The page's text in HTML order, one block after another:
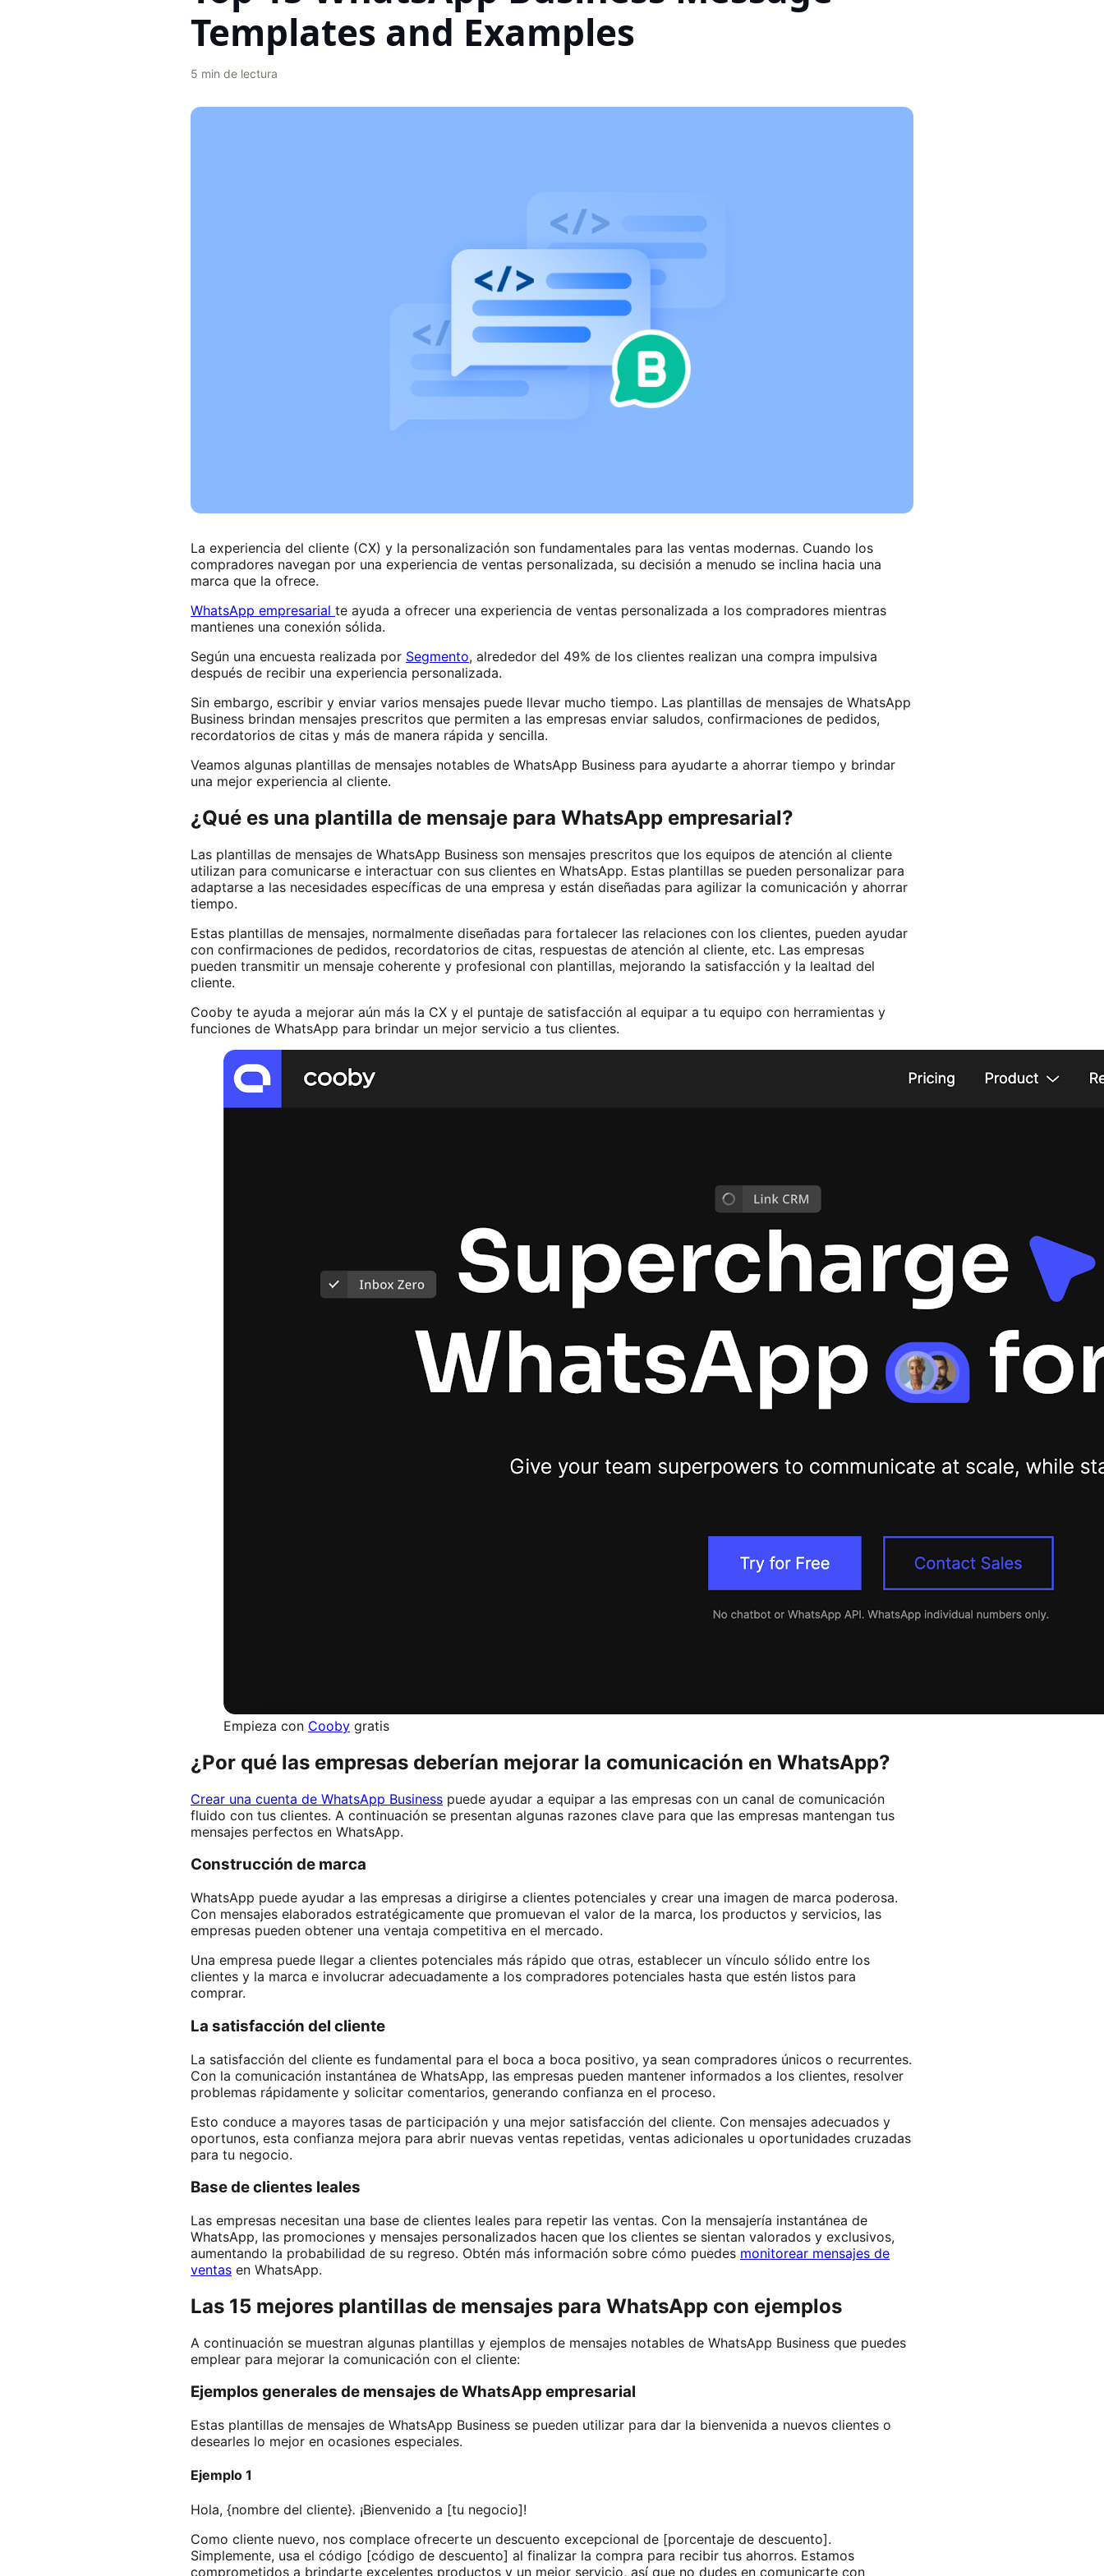
Templates and Examples
5 min de lectura
La experiencia del cliente (CX) y la personalización son fundamentales para las ventas modernas. Cuando los
compradores navegan por una experiencia de ventas personalizada, su decisión a menudo se inclina hacia una
marca que la ofrece.
WhatsApp empresarial te ayuda a ofrecer una experiencia de ventas personalizada a los compradores mientras
mantienes una conexión sólida.
Según una encuesta realizada por Segmento, alrededor del 49% de los clientes realizan una compra impulsiva
después de recibir una experiencia personalizada.
Sin embargo, escribir y enviar varios mensajes puede llevar mucho tiempo. Las plantillas de mensajes de WhatsApp
Business brindan mensajes prescritos que permiten a las empresas enviar saludos, confirmaciones de pedidos,
recordatorios de citas y más de manera rápida y sencilla.
Veamos algunas plantillas de mensajes notables de WhatsApp Business para ayudarte a ahorrar tiempo y brindar
una mejor experiencia al cliente.
¿Qué es una plantilla de mensaje para WhatsApp empresarial?
Las plantillas de mensajes de WhatsApp Business son mensajes prescritos que los equipos de atención al cliente
utilizan para comunicarse e interactuar con sus clientes en WhatsApp. Estas plantillas se pueden personalizar para
adaptarse a las necesidades específicas de una empresa y están diseñadas para agilizar la comunicación y ahorrar
tiempo.
Estas plantillas de mensajes, normalmente diseñadas para fortalecer las relaciones con los clientes, pueden ayudar
con confirmaciones de pedidos, recordatorios de citas, respuestas de atención al cliente, etc. Las empresas
pueden transmitir un mensaje coherente y profesional con plantillas, mejorando la satisfacción y la lealtad del
cliente.
Cooby te ayuda a mejorar aún más la CX y el puntaje de satisfacción al equipar a tu equipo con herramientas y
funciones de WhatsApp para brindar un mejor servicio a tus clientes.
Empieza con Cooby gratis
¿Por qué las empresas deberían mejorar la comunicación en WhatsApp?
Crear una cuenta de WhatsApp Business puede ayudar a equipar a las empresas con un canal de comunicación
fluido con tus clientes. A continuación se presentan algunas razones clave para que las empresas mantengan tus
mensajes perfectos en WhatsApp.
Construcción de marca
WhatsApp puede ayudar a las empresas a dirigirse a clientes potenciales y crear una imagen de marca poderosa.
Con mensajes elaborados estratégicamente que promuevan el valor de la marca, los productos y servicios, las
empresas pueden obtener una ventaja competitiva en el mercado.
Una empresa puede llegar a clientes potenciales más rápido que otras, establecer un vínculo sólido entre los
clientes y la marca e involucrar adecuadamente a los compradores potenciales hasta que estén listos para
comprar.
La satisfacción del cliente
La satisfacción del cliente es fundamental para el boca a boca positivo, ya sean compradores únicos o recurrentes.
Con la comunicación instantánea de WhatsApp, las empresas pueden mantener informados a los clientes, resolver
problemas rápidamente y solicitar comentarios, generando confianza en el proceso.
Esto conduce a mayores tasas de participación y una mejor satisfacción del cliente. Con mensajes adecuados y
oportunos, esta confianza mejora para abrir nuevas ventas repetidas, ventas adicionales u oportunidades cruzadas
para tu negocio.
Base de clientes leales
Las empresas necesitan una base de clientes leales para repetir las ventas. Con la mensajería instantánea de
WhatsApp, las promociones y mensajes personalizados hacen que los clientes se sientan valorados y exclusivos,
aumentando la probabilidad de su regreso. Obtén más información sobre cómo puedes monitorear mensajes de
ventas en WhatsApp.
Las 15 mejores plantillas de mensajes para WhatsApp con ejemplos
A continuación se muestran algunas plantillas y ejemplos de mensajes notables de WhatsApp Business que puedes
emplear para mejorar la comunicación con el cliente:
Ejemplos generales de mensajes de WhatsApp empresarial
Estas plantillas de mensajes de WhatsApp Business se pueden utilizar para dar la bienvenida a nuevos clientes o
desearles lo mejor en ocasiones especiales.
Ejemplo 1
Hola, {nombre del cliente}. ¡Bienvenido a [tu negocio]!
Como cliente nuevo, nos complace ofrecerte un descuento excepcional de [porcentaje de descuento].
Simplemente, usa el código [código de descuento] al finalizar la compra para recibir tus ahorros. Estamos
comprometidos a brindarte excelentes productos y un mejor servicio, así que no dudes en comunicarte con